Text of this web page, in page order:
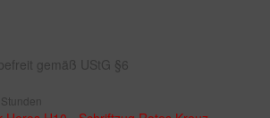
gemäß UStG §6